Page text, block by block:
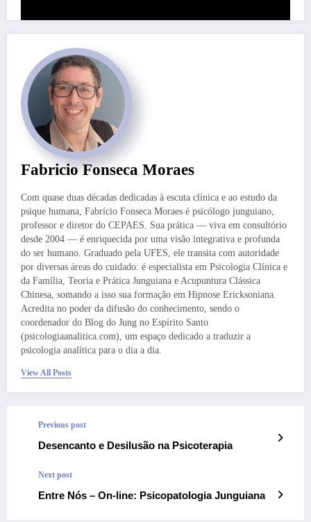
Fabricio Fonseca Moraes
Com quase duas décadas dedicadas à escuta clínica e ao estudo da
psique humana, Fabrício Fonseca Moraes é psicólogo junguiano,
professor e diretor do CEPAES. Sua prática — viva em consultório
desde 2004 — é enriquecida por uma visão integrativa e profunda
do ser humano. Graduado pela UFES, ele transita com autoridade
por diversas áreas do cuidado: é especialista em Psicologia Clínica e
da Família, Teoria e Prática Junguiana e Acupuntura Clássica
Chinesa, somando a isso sua formação em Hipnose Ericksoniana.
Acredita no poder da difusão do conhecimento, sendo o
coordenador do Blog do Jung no Espírito Santo
(psicologiaanalitica.com), um espaço dedicado a traduzir a
psicologia analítica para o dia a dia.
View All Posts
Previous post
Desencanto e Desilusão na Psicoterapia
Next post
Entre Nós – On-line: Psicopatologia Junguiana